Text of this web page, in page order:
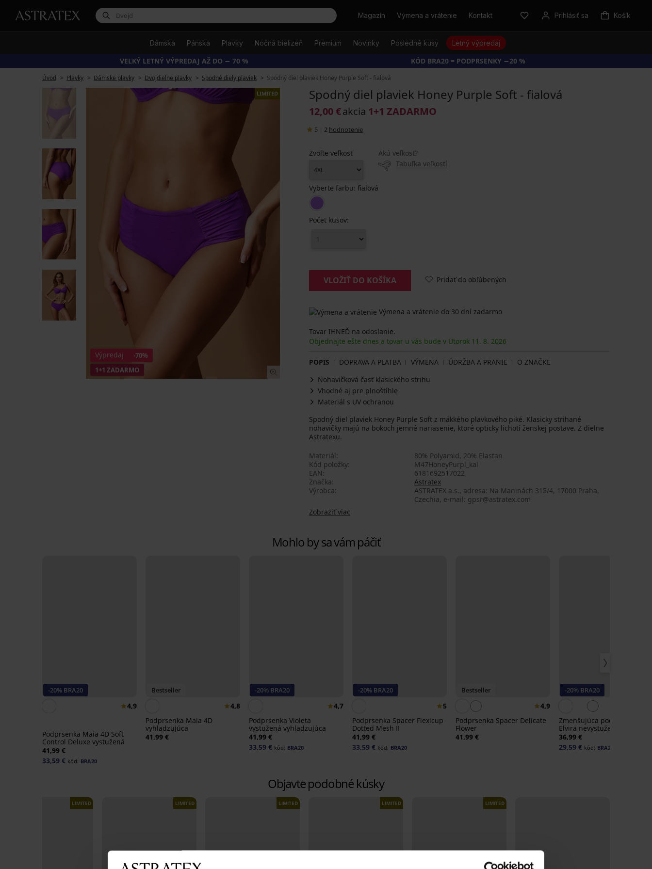
HľadaťMagazín Výmena a vrátenie Kontakt Prihlásiť sa Košík
Dámska Pánska Plavky Nočná bielizeň Premium Novinky Posledné kusy Letný výpredaj
VEĽKÝ LETNÝ VÝPREDAJ AŽ DO − 70 % KÓD BRA20 = PODPRSENKY −20 %
Úvod Plavky Dámske plavky Dvojdielne plavky Spodné diely plaviek Spodný diel plaviek Honey Purple Soft - fialová
Výpredaj
-70%
1+1 ZADARMO
LIMITED Spodný diel plaviek Honey Purple Soft - fialová
12,00 €akcia 1+1 ZADARMO
5 2 hodnotenie
Zvoľte veľkosť
Akú veľkosť?
Tabuľka veľkostí
Vyberte farbu: fialová
Počet kusov:
VLOŽIŤ DO KOŠÍKA Pridať do obľúbených
Výmena a vrátenie do 30 dní zadarmo
Tovar IHNEĎ na odoslanie.
Objednajte ešte dnes a tovar u vás bude v Utorok 11. 8. 2026
POPIS DOPRAVA A PLATBA VÝMENA ÚDRŽBA A PRANIE
O ZNAČKE
Nohavičková časť klasického strihu
Vhodné aj pre plnoštíhle
Materiál s UV ochranou
Spodný diel plaviek Honey Purple Soft z mäkkého plavkového piké. Klasicky strihané
nohavičky majú na bokoch jemné nariasenie, ktoré opticky lichotí ženskej postave. Z dielne
Astratexu.
Materiál
80% Polyamid, 20% Elastan
Kód položky
M47HoneyPurpl_kal
EAN
6181692517022
Značka
Astratex
Výrobca
ASTRATEX a.s., adresa: Na Maninách 315/4, 17000 Praha,
Czechia, e-mail: gpsr@astratex.com
Zobraziť viac
Mohlo by sa vám páčiť
-20% BRA20
4,9
Podprsenka Maia 4D Soft
Control Deluxe vystužená
41,99 €
33,59 € kód: BRA20
Bestseller
4,8
Podprsenka Maia 4D
vyhladzujúca
41,99 €
-20% BRA20
4,7
Podprsenka Violeta
vystužená vyhladzujúca
41,99 €
33,59 € kód: BRA20
-20% BRA20
5
Podprsenka Spacer Flexicup
Dotted Mesh II
41,99 €
33,59 € kód: BRA20
Bestseller
4,9
Podprsenka Spacer Delicate
Flower
41,99 €
-20% BRA20
Zmenšujúca podprsenka
Elvira nevystužená
36,99 €
29,59 € kód: BRA20
Objavte podobné kúsky
LIMITED LIMITED LIMITED LIMITED LIMITED